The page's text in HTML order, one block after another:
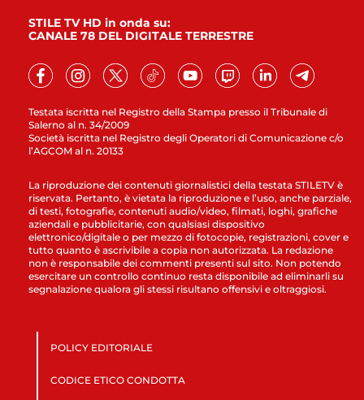
Testata iscritta nel Registro della Stampa presso il Tribunale di
Salerno al n. 34/2009
Società iscritta nel Registro degli Operatori di Comunicazione c/o
l’AGCOM al n. 20133
STILE TV HD in onda su:
CANALE 78 DEL DIGITALE TERRESTRE
La riproduzione dei contenuti giornalistici della testata STILETV è
riservata. Pertanto, è vietata la riproduzione e l’uso, anche parziale,
di testi, fotografie, contenuti audio/video, filmati, loghi, grafiche
aziendali e pubblicitarie, con qualsiasi dispositivo
elettronico/digitale o per mezzo di fotocopie, registrazioni, cover e
tutto quanto è ascrivibile a copia non autorizzata. La redazione
non è responsabile dei commenti presenti sul sito. Non potendo
esercitare un controllo continuo resta disponibile ad eliminarli su
segnalazione qualora gli stessi risultano offensivi e oltraggiosi.
POLICY EDITORIALE
CODICE ETICO CONDOTTA